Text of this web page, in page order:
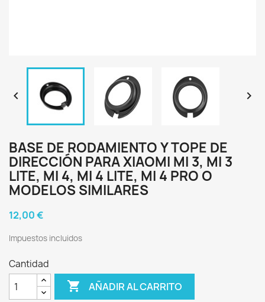
 
BASE DE RODAMIENTO Y TOPE DE
DIRECCIÓN PARA XIAOMI MI 3, MI 3
LITE, MI 4, MI 4 LITE, MI 4 PRO O
MODELOS SIMILARES
12,00 €
Impuestos incluidos
Cantidad
 AÑADIR AL CARRITO